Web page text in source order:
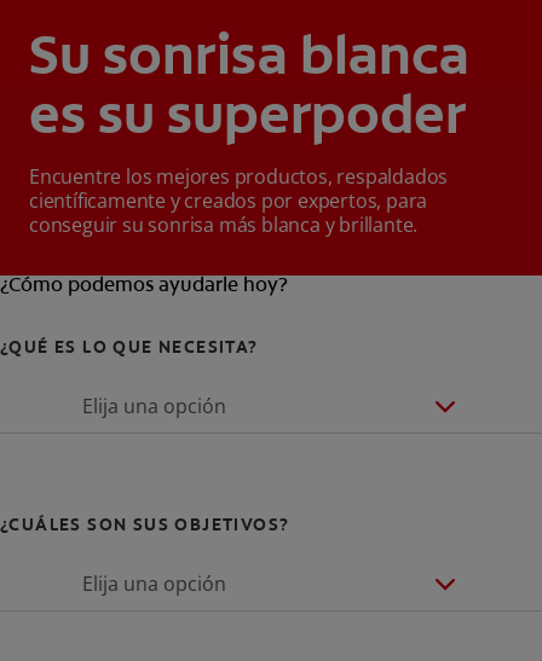
Su sonrisa blanca
es su superpoder
Encuentre los mejores productos, respaldados
científicamente y creados por expertos, para
conseguir su sonrisa más blanca y brillante.
¿Cómo podemos ayudarle hoy?
¿QUÉ ES LO QUE NECESITA?
Elija una opción
¿CUÁLES SON SUS OBJETIVOS?
Elija una opción